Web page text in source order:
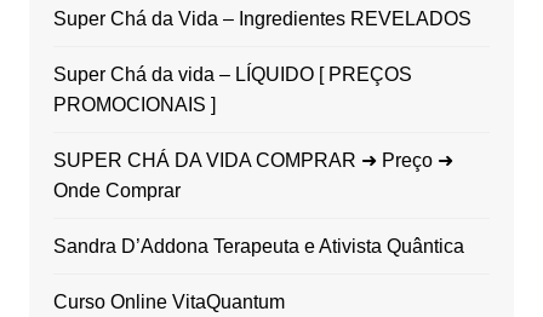
Super Chá da Vida – Ingredientes REVELADOS
Super Chá da vida – LÍQUIDO [ PREÇOS
PROMOCIONAIS ]
SUPER CHÁ DA VIDA COMPRAR ➜ Preço ➜
Onde Comprar
Sandra D’Addona Terapeuta e Ativista Quântica
Curso Online VitaQuantum